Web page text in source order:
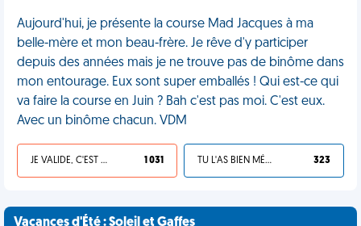
Aujourd'hui, je présente la course Mad Jacques à ma
belle-mère et mon beau-frère. Je rêve d'y participer
depuis des années mais je ne trouve pas de binôme dans
mon entourage. Eux sont super emballés ! Qui est-ce qui
va faire la course en Juin ? Bah c'est pas moi. C'est eux.
Avec un binôme chacun. VDM
JE VALIDE, C'EST UNE VDM 1 031 TU L'AS BIEN MÉRITÉ 323
Vacances d'Été : Soleil et Gaffes